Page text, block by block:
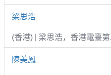
梁思浩
(香港) | 梁思浩，香港電臺
陳美鳳